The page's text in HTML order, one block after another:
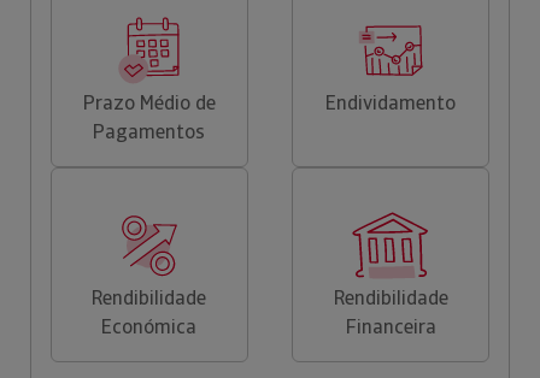
Prazo Médio de
Pagamentos
Endividamento
Rendibilidade
Económica
Rendibilidade
Financeira